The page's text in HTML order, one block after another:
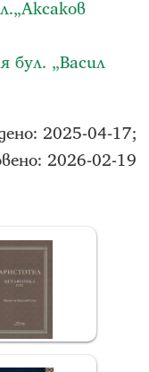
бул. „Васил
2025-04-17;
2026-02-19